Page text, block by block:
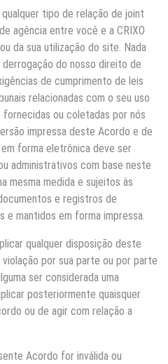
tipo de relação de joint
agência entre você e a CRIXO
da sua utilização do site. Nada
do nosso direito de
de cumprimento de leis
relacionadas com o seu uso
ou coletadas por nós
impressa deste Acordo e de
forma eletrônica deve ser
administrativos com base neste
mesma medida e sujeitos às
e registros de
e mantidos em forma impressa.
qualquer disposição deste
por sua parte ou por parte
ser considerada uma
posteriormente quaisquer
ou de agir com relação a
Acordo for inválida ou